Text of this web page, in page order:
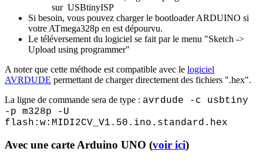
sur USBtinyISP
Si besoin, vous pouvez charger le bootloader ARDUINO si
votre ATmega328p en est dépourvu.
Le téléversement du logiciel se fait par le menu "Sketch ->
Upload using programmer"
A noter que cette méthode est compatible avec le logiciel
AVRDUDE permettant de charger directement des fichiers ".hex".
La ligne de commande sera de type : avrdude -c usbtiny
-p m328p -U
flash:w:MIDI2CV_V1.50.ino.standard.hex
Avec une carte Arduino UNO (voir ici)